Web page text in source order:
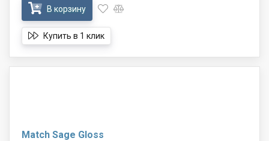
В корзину
Купить в 1 клик
Match Sage Gloss